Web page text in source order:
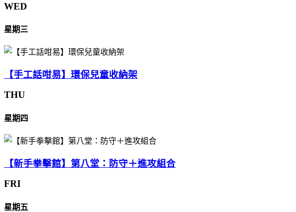
WED
星期三
【手工話咁易】環保兒童收納架
THU
星期四
【新手拳擊館】第八堂：防守＋進攻組合
FRI
星期五